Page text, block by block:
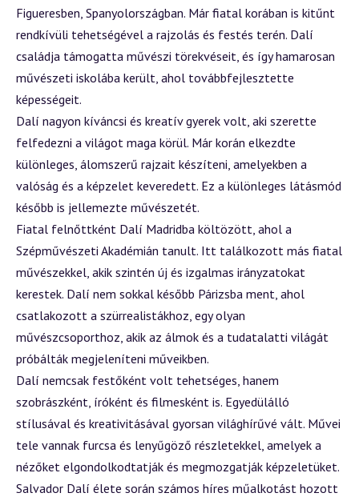
Figueresben, Spanyolországban. Már fiatal korában is kitűnt
rendkívüli tehetségével a rajzolás és festés terén. Dalí
családja támogatta művészi törekvéseit, és így hamarosan
művészeti iskolába került, ahol továbbfejlesztette
képességeit.
Dalí nagyon kíváncsi és kreatív gyerek volt, aki szerette
felfedezni a világot maga körül. Már korán elkezdte
különleges, álomszerű rajzait készíteni, amelyekben a
valóság és a képzelet keveredett. Ez a különleges látásmód
később is jellemezte művészetét.
Fiatal felnőttként Dalí Madridba költözött, ahol a
Szépművészeti Akadémián tanult. Itt találkozott más fiatal
művészekkel, akik szintén új és izgalmas irányzatokat
kerestek. Dalí nem sokkal később Párizsba ment, ahol
csatlakozott a szürrealistákhoz, egy olyan
művészcsoporthoz, akik az álmok és a tudatalatti világát
próbálták megjeleníteni műveikben.
Dalí nemcsak festőként volt tehetséges, hanem
szobrászként, íróként és filmesként is. Egyedülálló
stílusával és kreativitásával gyorsan világhírűvé vált. Művei
tele vannak furcsa és lenyűgöző részletekkel, amelyek a
nézőket elgondolkodtatják és megmozgatják képzeletüket.
Salvador Dalí élete során számos híres műalkotást hozott